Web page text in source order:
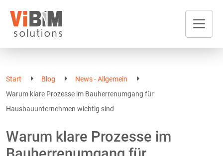
Start Blog
News - Allgemein
Warum klare Prozesse im Bauherrenumgang für
Hausbauunternehmen wichtig sind
Warum klare Prozesse im